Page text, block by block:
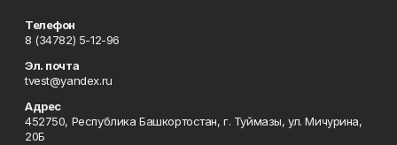
Телефон
8 (34782) 5-12-96
Эл. почта
tvest@yandex.ru
Адрес
452750, Республика Башкортостан, г. Туймазы, ул. Мичурина,
20Б